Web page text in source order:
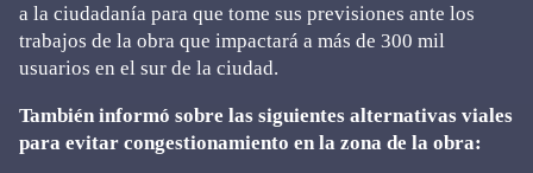
a la ciudadanía para que tome sus previsiones ante los
trabajos de la obra que impactará a más de 300 mil
usuarios en el sur de la ciudad.
También informó sobre las siguientes alternativas viales
para evitar congestionamiento en la zona de la obra: